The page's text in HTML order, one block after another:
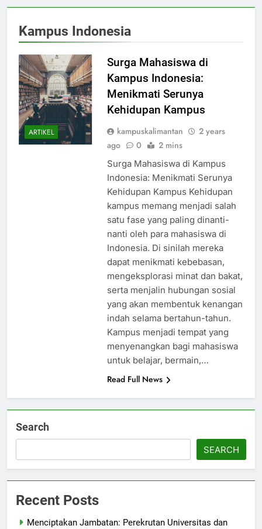
Kampus Indonesia
ARTIKEL
Surga Mahasiswa di
Kampus Indonesia:
Menikmati Serunya
Kehidupan Kampus
kampuskalimantan
2 years
ago
0 2 mins
Surga Mahasiswa di Kampus
Indonesia: Menikmati Serunya
Kehidupan Kampus Kehidupan
kampus memang menjadi salah
satu fase yang paling dinanti-
nanti oleh para mahasiswa di
Indonesia. Di sinilah mereka
dapat menikmati kebebasan,
mengeksplorasi minat dan bakat,
serta menjalin hubungan sosial
yang akan membentuk kenangan
indah selama bertahun-tahun.
Kampus menjadi tempat yang
menyenangkan bagi mahasiswa
untuk belajar, bermain,…
Read Full News
Search
SEARCH
Recent Posts
Menciptakan Jambatan: Perekrutan Universitas dan